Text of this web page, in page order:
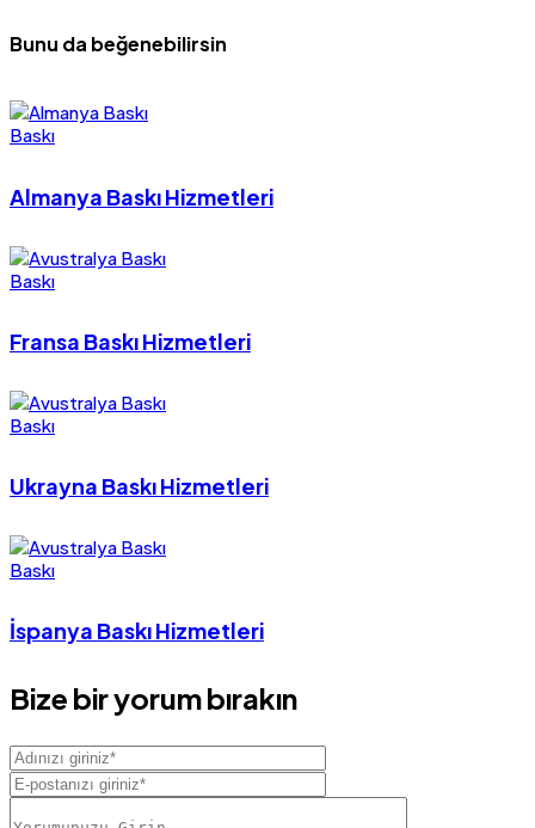
Bunu da beğenebilirsin
Baskı
Almanya Baskı Hizmetleri
Baskı
Fransa Baskı Hizmetleri
Baskı
Ukrayna Baskı Hizmetleri
Baskı
İspanya Baskı Hizmetleri
Bize bir yorum bırakın